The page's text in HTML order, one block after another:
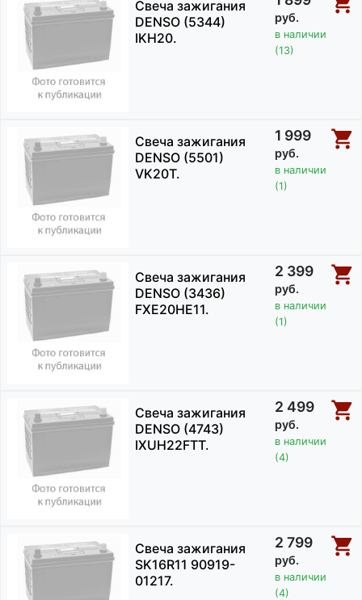
Свеча зажигания
DENSO (5344)
IKH20.
руб.
в наличии
(13)
Свеча зажигания
DENSO (5501)
VK20T.
1 999
руб.
в наличии
(1)
Свеча зажигания
DENSO (3436)
FXE20HE11.
2 399
руб.
в наличии
(1)
Свеча зажигания
DENSO (4743)
IXUH22FTT.
2 499
руб.
в наличии
(4)
Свеча зажигания
SK16R11 90919-
01217.
2 799
руб.
в наличии
(4)